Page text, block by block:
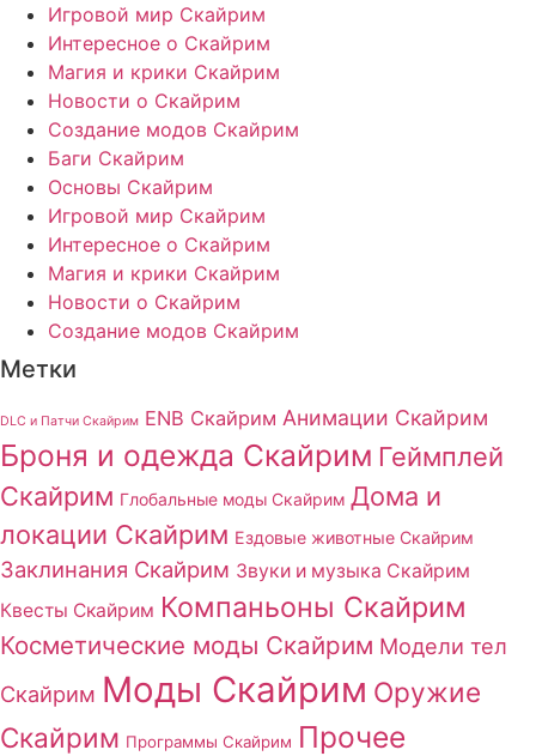
Игровой мир Скайрим
Интересное о Скайрим
Магия и крики Скайрим
Новости о Скайрим
Создание модов Скайрим
Баги Скайрим
Основы Скайрим
Игровой мир Скайрим
Интересное о Скайрим
Магия и крики Скайрим
Новости о Скайрим
Создание модов Скайрим
Метки
DLC и Патчи Скайрим ENB Скайрим Анимации Скайрим
Броня и одежда Скайрим Геймплей
Скайрим Глобальные моды Скайрим Дома и
локации Скайрим Ездовые животные Скайрим
Заклинания Скайрим Звуки и музыка Скайрим
Квесты Скайрим Компаньоны Скайрим
Косметические моды Скайрим Модели тел
Скайрим Моды Скайрим Оружие
Скайрим Программы Скайрим Прочее